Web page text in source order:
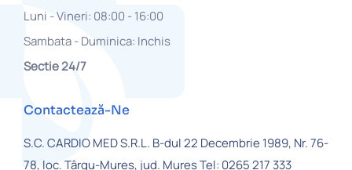
Luni - Vineri: 08:00 - 16:00
Sambata - Duminica: Inchis
Sectie 24/7
Contactează-Ne
S.C. CARDIO MED S.R.L. B-dul 22 Decembrie 1989, Nr. 76-
78, loc. Târgu-Mureș, jud. MuresTel: 0265 217 333